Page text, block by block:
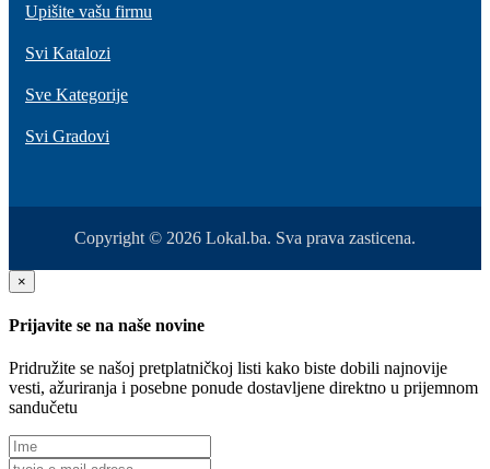
Upišite vašu firmu
Svi Katalozi
Sve Kategorije
Svi Gradovi
Copyright © 2026 Lokal.ba. Sva prava zasticena.
×
Prijavite se na naše novine
Pridružite se našoj pretplatničkoj listi kako biste dobili najnovije
vesti, ažuriranja i posebne ponude dostavljene direktno u prijemnom
sandučetu